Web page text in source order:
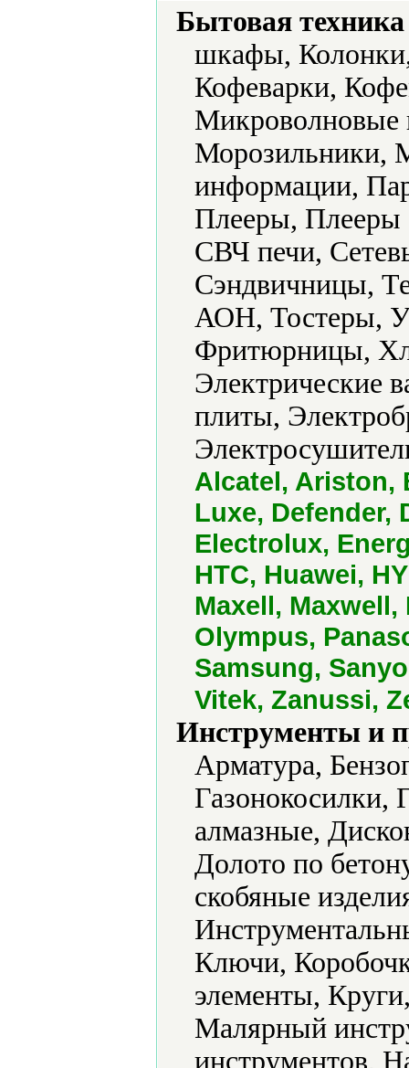
Бытовая
шкафы,
Кофеварки,
Морозильники,
информации,
Плееры,
СВЧ печи,
Сэндвичницы,
АОН, Тостеры,
Фритюрницы,
Электрические
плиты,
Alcatel, Ariston,
Luxe, Defender,
Electrolux,
HTC, Huawei,
Maxell,
Olympus,
Samsung,
Vitek, Zanussi,
Инструменты и
Арматура,
Газонокосилки,
алмазные,
Долото по
скобяные
Ключи,
элементы,
Малярный
инструментов,